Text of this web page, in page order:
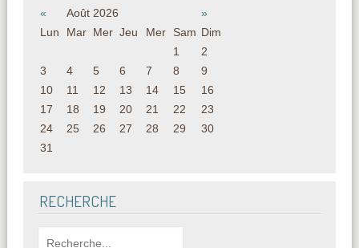
« Août 2026
»
Lun
Mar Mer Jeu Mer Sam Dim
1
2
3
4 5 6 7 8
9
10
11 12 13 14 15
16
17
18 19 20 21 22
23
24
25 26 27 28 29
30
31
RECHERCHE